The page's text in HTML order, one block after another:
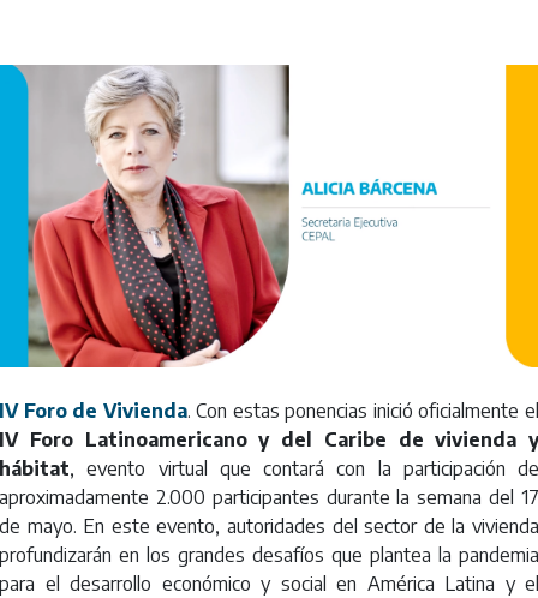
IV Foro de Vivienda. Con estas ponencias inició oficialmente
IV Foro Latinoamericano y del Caribe de vivienda y
hábitat, evento virtual que contará con la participación de
aproximadamente 2.000 participantes durante la semana del 17
de mayo. En este evento, autoridades del sector de la vivienda
profundizarán en los grandes desafíos que plantea la pandemia
para el desarrollo económico y social en América Latina y el